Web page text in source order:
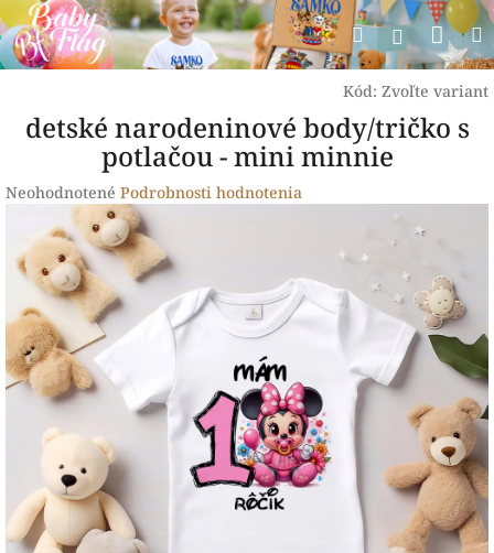
Prejsť
na
obsah
Hľadať
Kód: Zvoľte variant
detské narodeninové body/tričko s
potlačou - mini minnie
Priemerné
hodnotenie
produktu
je
0,0
5
hviezdičiek.
Neohodnotené Podrobnosti hodnotenia